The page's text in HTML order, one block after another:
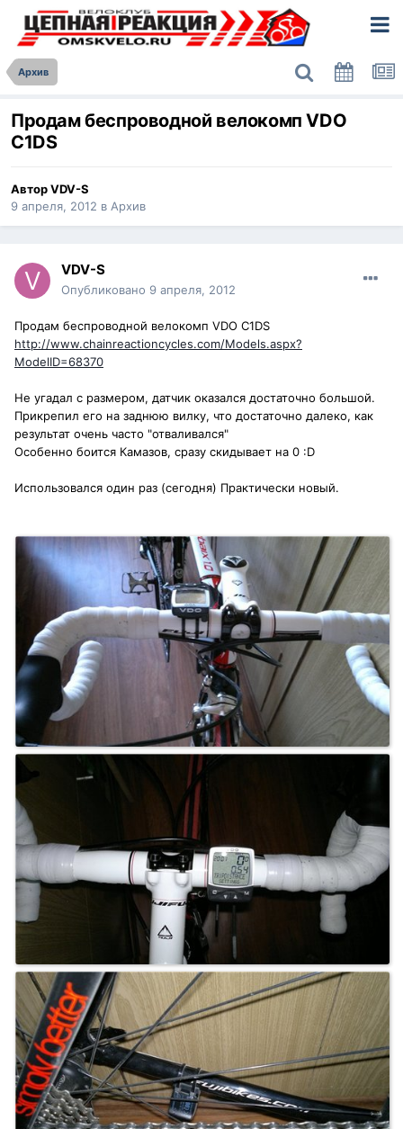
Архив
Продам беспроводной велокомп VDO
C1DS
АвторVDV-S
9 апреля, 2012 в Архив
VDV-S
Опубликовано 9 апреля, 2012
Продам беспроводной велокомп VDO C1DS
http://www.chainreactioncycles.com/Models.aspx?
ModelID=68370
Не угадал с размером, датчик оказался достаточно большой.
Прикрепил его на заднюю вилку, что достаточно далеко, как
результат очень часто "отваливался"
Особенно боится Камазов, сразу скидывает на 0 :D
Использовался один раз (сегодня) Практически новый.